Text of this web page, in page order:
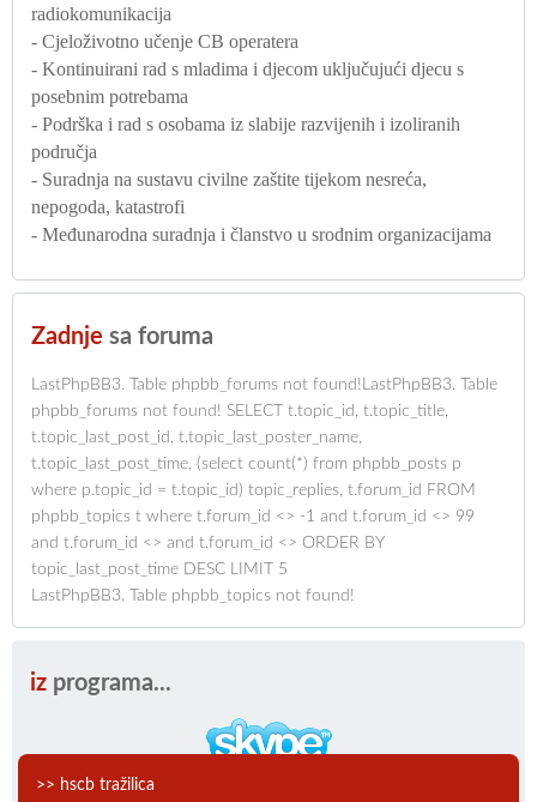
radiokomunikacija
- Cjeloživotno učenje CB operatera
- Kontinuirani rad s mladima i djecom uključujući djecu s
posebnim potrebama
- Podrška i rad s osobama iz slabije razvijenih i izoliranih
područja
- Suradnja na sustavu civilne zaštite tijekom nesreća,
nepogoda, katastrofi
- Međunarodna suradnja i članstvo u srodnim organizacijama
Zadnje sa foruma
LastPhpBB3. Table phpbb_forums not found!LastPhpBB3. Table
phpbb_forums not found! SELECT t.topic_id, t.topic_title,
t.topic_last_post_id, t.topic_last_poster_name,
t.topic_last_post_time, (select count(*) from phpbb_posts p
where p.topic_id = t.topic_id) topic_replies, t.forum_id FROM
phpbb_topics t where t.forum_id <> -1 and t.forum_id <> 99
and t.forum_id <> and t.forum_id <> ORDER BY
topic_last_post_time DESC LIMIT 5
LastPhpBB3. Table phpbb_topics not found!
iz programa...
>> hscb tražilica